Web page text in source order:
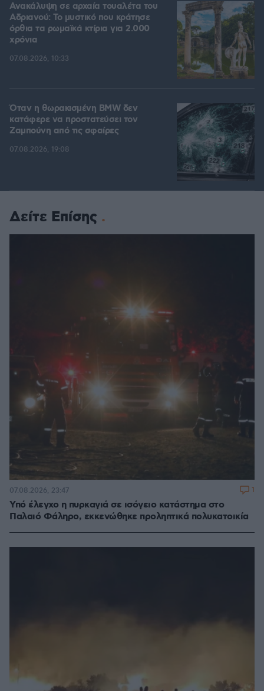
Ανακάλυψη σε αρχαία τουαλέτα του
Αδριανού: Το μυστικό που κράτησε
όρθια τα ρωμαϊκά κτίρια για 2.000
χρόνια
07.08.2026, 10:33
Όταν η θωρακισμένη BMW δεν
κατάφερε να προστατεύσει τον
Ζαμπούνη από τις σφαίρες
07.08.2026, 19:08
Δείτε Επίσης
Υπό έλεγχο η πυρκαγιά σε ισόγειο κατάστημα στο
Παλαιό Φάληρο, εκκενώθηκε προληπτικά πολυκατοικία
07.08.2026, 23:47 1